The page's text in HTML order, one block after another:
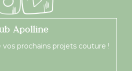
Apolline
prochains projets couture !